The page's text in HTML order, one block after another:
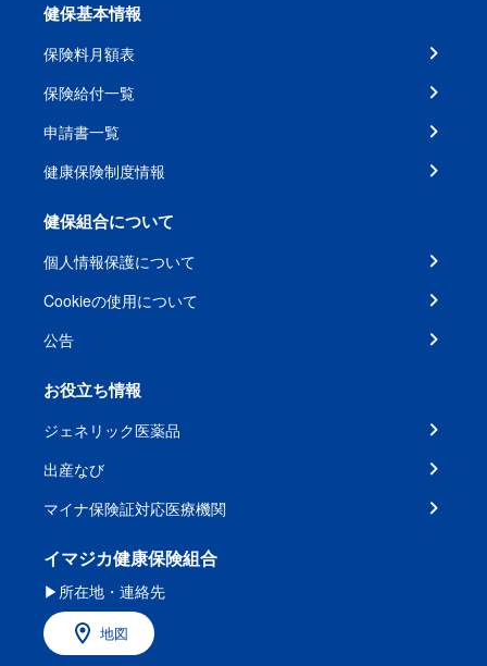
健保基本情報
保険料月額表
保険給付一覧
申請書一覧
健康保険制度情報
健保組合について
個人情報保護について
Cookieの使用について
公告
お役立ち情報
ジェネリック医薬品
出産なび
マイナ保険証対応医療機関
イマジカ健康保険組合
▶所在地・連絡先
地図